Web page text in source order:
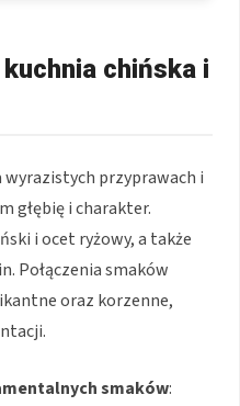
chińska i
wyrazistych przyprawach i
głębię i charakter.
i ocet ryżowy, a także
Połączenia smaków
oraz korzenne,
smaków: